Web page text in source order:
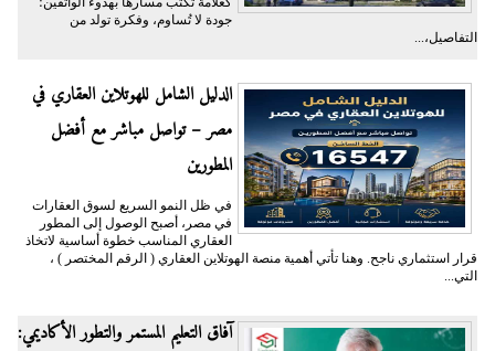
جودة لا تُساوم، وفكرة تولد من
التفاصيل،...
الدليل الشامل للهوتلاين العقاري في
مصر – تواصل مباشر مع أفضل
المطورين
في ظل النمو السريع لسوق العقارات
في مصر، أصبح الوصول إلى المطور
العقاري المناسب خطوة أساسية لاتخاذ
قرار استثماري ناجح. وهنا تأتي أهمية منصة الهوتلاين العقاري ( الرقم المختصر ) ،
التي...
آفاق التعليم المستمر والتطور الأكاديمي: